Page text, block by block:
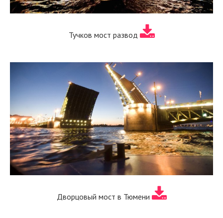
Тучков мост развод
Дворцовый мост в Тюмени